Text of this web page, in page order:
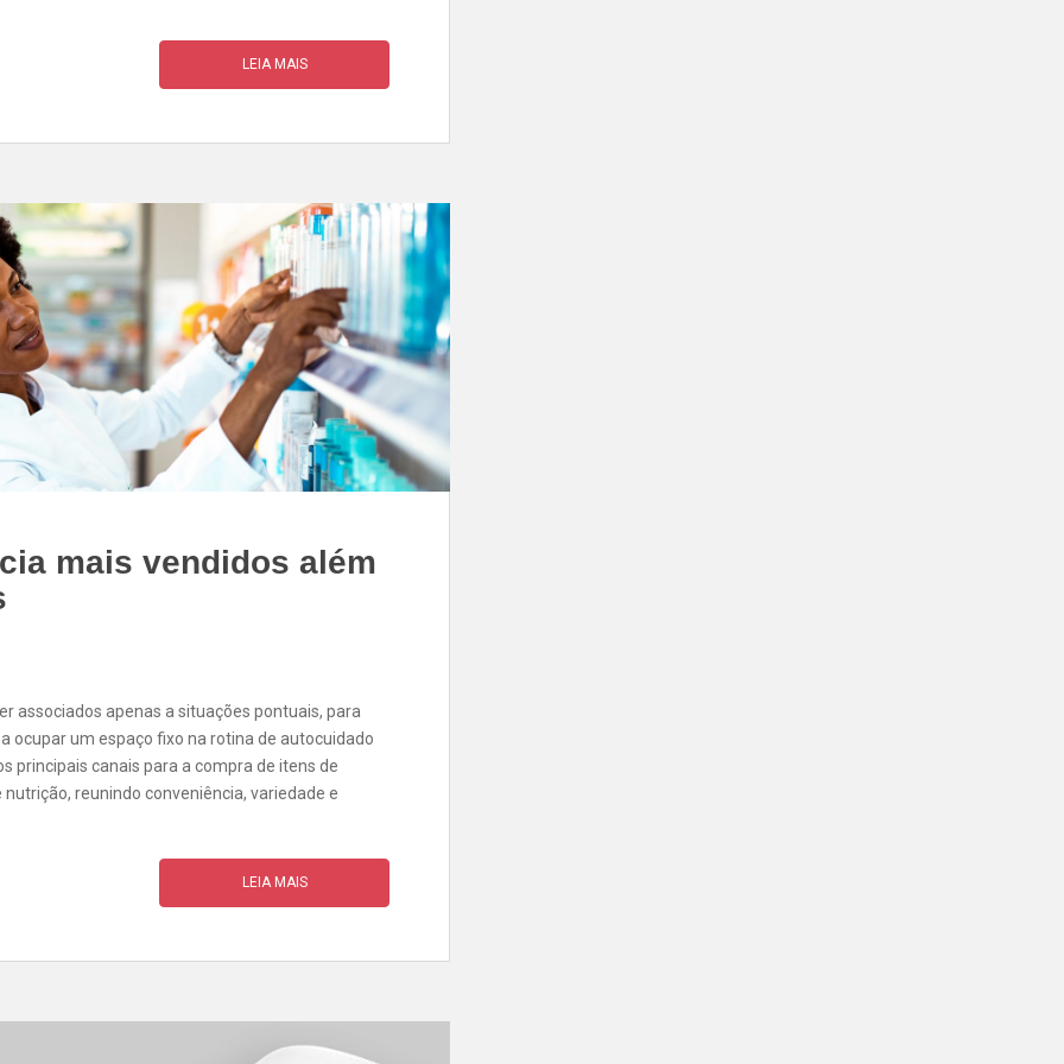
LEIA MAIS
mais vendidos além
associados apenas a situações pontuais, para
ocupar um espaço fixo na rotina de autocuidado
principais canais para a compra de itens de
reunindo conveniência, variedade e
LEIA MAIS